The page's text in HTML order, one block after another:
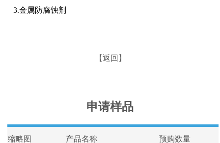
3.金属防腐蚀剂
【返回】
申请样品
缩略图 产品名称 预购数量